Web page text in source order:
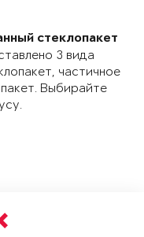
стеклопакет
3 вида
частичное
Выбирайте